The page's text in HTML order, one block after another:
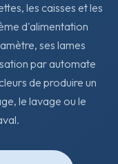
les caisses et les
d'alimentation
ses lames
par automate
de produire un
le lavage ou le